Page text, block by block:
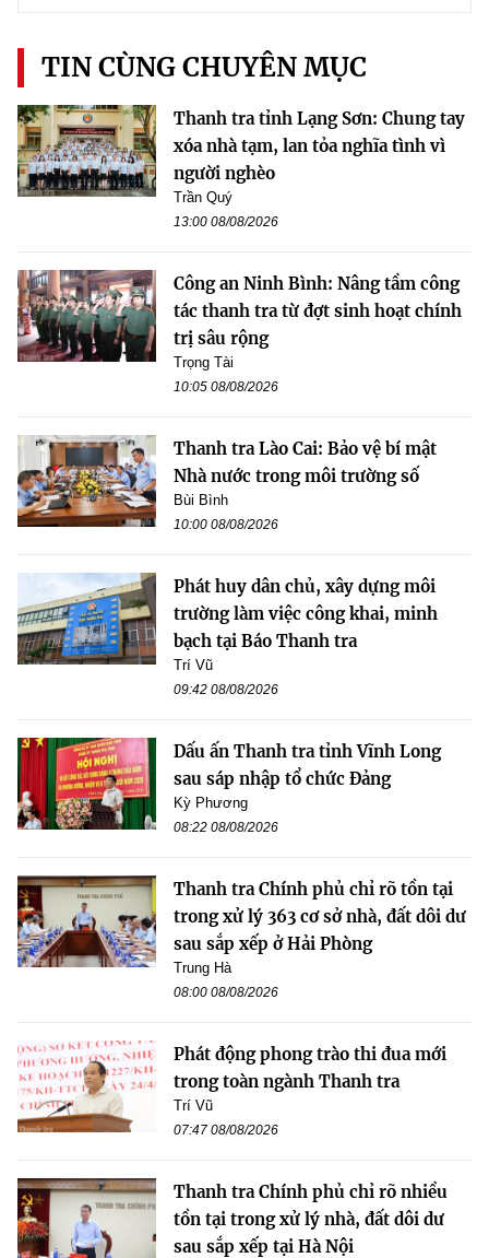
TIN CÙNG CHUYÊN MỤC
Thanh tra tỉnh Lạng Sơn: Chung tay
xóa nhà tạm, lan tỏa nghĩa tình vì
người nghèo
Trần Quý
13:00 08/08/2026
Công an Ninh Bình: Nâng tầm công
tác thanh tra từ đợt sinh hoạt chính
trị sâu rộng
Trọng Tài
10:05 08/08/2026
Thanh tra Lào Cai: Bảo vệ bí mật
Nhà nước trong môi trường số
Bùi Bình
10:00 08/08/2026
Phát huy dân chủ, xây dựng môi
trường làm việc công khai, minh
bạch tại Báo Thanh tra
Trí Vũ
09:42 08/08/2026
Dấu ấn Thanh tra tỉnh Vĩnh Long
sau sáp nhập tổ chức Đảng
Kỳ Phương
08:22 08/08/2026
Thanh tra Chính phủ chỉ rõ tồn tại
trong xử lý 363 cơ sở nhà, đất dôi dư
sau sắp xếp ở Hải Phòng
Trung Hà
08:00 08/08/2026
Phát động phong trào thi đua mới
trong toàn ngành Thanh tra
Trí Vũ
07:47 08/08/2026
Thanh tra Chính phủ chỉ rõ nhiều
tồn tại trong xử lý nhà, đất dôi dư
sau sắp xếp tại Hà Nội